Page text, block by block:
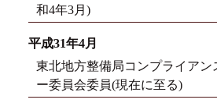
和4年3月)
平成31年4月
東北地方整備局コンプライアン
ー委員会委員(現在に至る)